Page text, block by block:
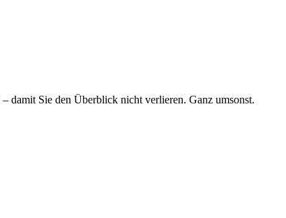
damit Sie den Überblick nicht verlieren. Ganz umsonst.